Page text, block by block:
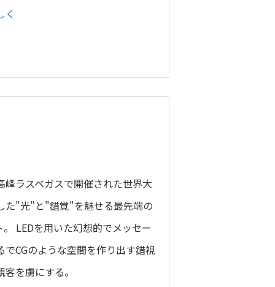
く
峰ラスベガスで開催された世界大
た"光"と"錯覚"を魅せる最先端の
LEDを用いた幻想的でメッセー
CGのような空間を作り出す錯視
を虜にする。